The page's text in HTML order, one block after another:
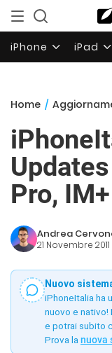
iPhone iPad
Home /
Pro,
Andrea
21 Novembre 2011
Nuovo
iPhoneItalia ha
nuovo e
e potrai subito
Prova la nuova